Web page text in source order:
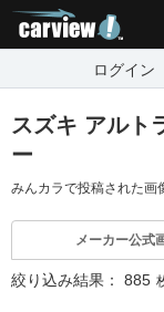
ログイン
スズキ アルト
ー
みんカラで投稿された画
メーカー公式
絞り込み結果： 885